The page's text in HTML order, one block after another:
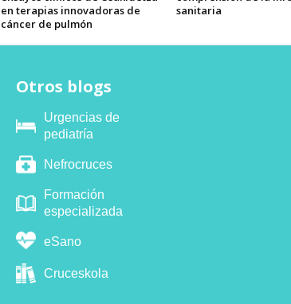
en terapias innovadoras de
cáncer de pulmón
sanitaria
Otros blogs
Urgencias de
pediatría
Nefrocruces
Formación
especializada
eSano
Cruceskola